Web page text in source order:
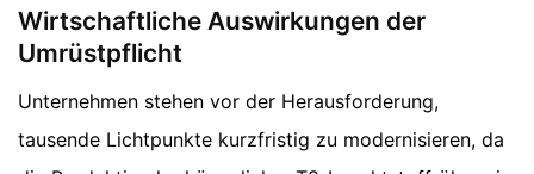
Wirtschaftliche Auswirkungen der
Umrüstpflicht
Unternehmen stehen vor der Herausforderung,
tausende Lichtpunkte kurzfristig zu modernisieren, da